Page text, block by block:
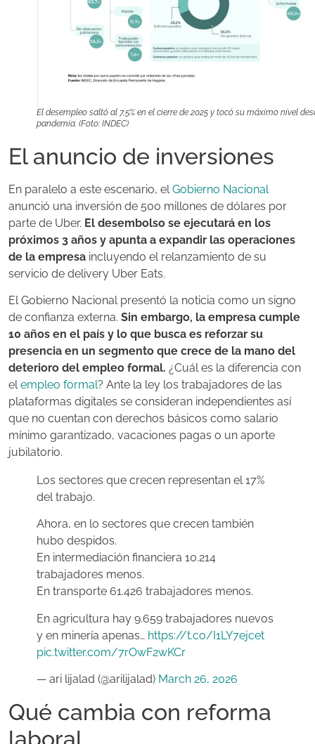
El desempleo saltó al 7,5% en el cierre de 2025 y tocó su máximo nivel
pandemia. (Foto: INDEC)
El anuncio de inversiones
En paralelo a este escenario, el Gobierno Nacional
anunció una inversión de 500 millones de dólares por
parte de Uber. El desembolso se ejecutará en los
próximos 3 años y apunta a expandir las operaciones
de la empresa incluyendo el relanzamiento de su
servicio de delivery Uber Eats.
El Gobierno Nacional presentó la noticia como un signo
de confianza externa. Sin embargo, la empresa cumple
10 años en el país y lo que busca es reforzar su
presencia en un segmento que crece de la mano del
deterioro del empleo formal. ¿Cuál es la diferencia con
elempleo formal? Ante la ley los trabajadores de las
plataformas digitales se consideran independientes así
que no cuentan con derechos básicos como salario
mínimo garantizado, vacaciones pagas o un aporte
jubilatorio.
Los sectores que crecen representan el 17%
del trabajo.
Ahora, en lo sectores que crecen también
hubo despidos.
En intermediación financiera 10.214
trabajadores menos.
En transporte 61.426 trabajadores menos.
En agricultura hay 9.659 trabajadores nuevos
y en minería apenas… https://t.co/I1LY7ejcet
pic.twitter.com/7rOwF2wKCr
— ari lijalad (@arilijalad) March 26, 2026
Qué cambia con reforma